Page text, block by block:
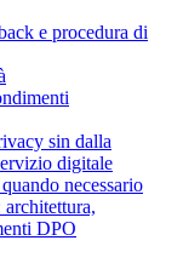
e procedura di
sin dalla
digitale
necessario
DPO